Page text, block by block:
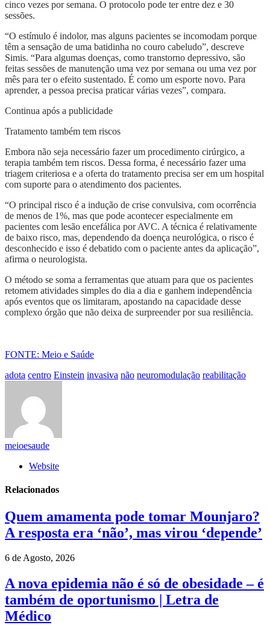
cinco vezes por semana. O protocolo pode ter entre dez e 30
sessões.
“O estímulo é indolor, mas alguns pacientes se incomodam porque
têm a sensação de uma batidinha no couro cabeludo”, descreve
Simis. “Para algumas doenças, como transtorno depressivo, são
feitas sessões de manutenção uma vez por semana ou uma vez por
mês para ter o efeito sustentado. É como um esporte novo. Para
aprender, a pessoa precisa praticar várias vezes”, compara.
Continua após a publicidade
Tratamento também tem riscos
Embora não seja necessário fazer um procedimento cirúrgico, a
terapia também tem riscos. Dessa forma, é necessário fazer uma
triagem criteriosa e a oferta do tratamento precisa ser em um hospital
com suporte para o atendimento dos pacientes.
“O principal risco é a indução de crise convulsiva, com ocorrência
de menos de 1%, mas que pode acontecer especialmente em
pacientes com lesão encefálica por AVC. A técnica é relativamente
de baixo risco, mas, dependendo da doença neurológica, o risco é
desconhecido e isso é debatido com o paciente antes da aplicação”,
afirma o neurologista.
O método se soma a ferramentas que atuam para que os pacientes
retomem atividades simples do dia a dia e ganhem independência
após eventos que os limitaram, apostando na capacidade desse
complexo órgão que não deixa de surpreender por sua resiliência.
FONTE: Meio e Saúde
adota centro Einstein invasiva não neuromodulação reabilitação
meioesaude
Website
Relacionados
Quem amamenta pode tomar Mounjaro?
A resposta era ‘não’, mas virou ‘depende’
6 de Agosto, 2026
A nova epidemia não é só de obesidade – é
também de oportunismo | Letra de
Médico